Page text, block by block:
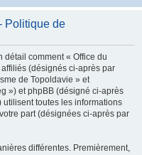
Politique de
comment « Office du
(désignés ci-après par
de Topoldavie » et
») et phpBB (désigné ci-après
toutes les informations
part (désignées ci-après par
différentes. Premièrement,